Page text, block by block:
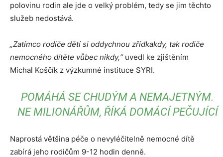
polovinu rodin ale jde o velký problém, tedy se jim těchto
služeb nedostává.
„Zatímco rodiče dětí si oddychnou zřídkakdy, tak rodiče
nemocného dítěte vůbec nikdy,“ uvedl ke zjištěním
Michal Koščík z výzkumné instituce SYRI.
POMÁHÁ SE CHUDÝM A NEMAJETNÝM.
NE MILIONÁŘŮM, ŘÍKÁ DOMÁCÍ PEČUJÍCÍ
Naprostá většina péče o nevyléčitelně nemocné dítě
zabírá jeho rodičům 9-12 hodin denně.